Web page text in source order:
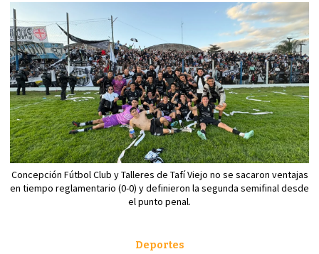
Concepción Fútbol Club y Talleres de Tafí Viejo no se sacaron ventajas
en tiempo reglamentario (0-0) y definieron la segunda semifinal desde
el punto penal.
Deportes